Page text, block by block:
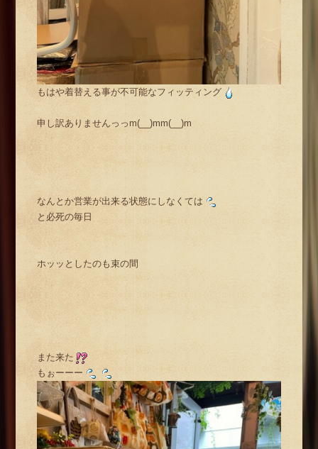
もはや着替える事が不可能なフィッティング
申し訳ありませんっっm(__)mm(__)m
なんとか営業が出来る状態にしなくては
と必死の毎日
ホッッとしたのも束の間
また来た
もぉーーー